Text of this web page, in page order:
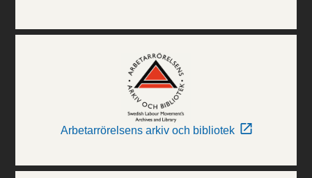
Arbetarrörelsens arkiv och bibliotek